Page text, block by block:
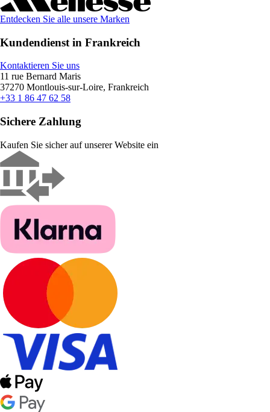
Entdecken Sie alle unsere Marken
Kundendienst in Frankreich
Kontaktieren Sie uns
11 rue Bernard Maris
37270 Montlouis-sur-Loire, Frankreich
+33 1 86 47 62 58
Sichere Zahlung
Kaufen Sie sicher auf unserer Website ein